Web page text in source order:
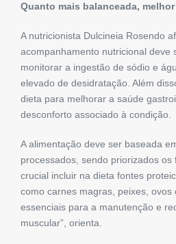
Quanto mais balanceada, melhor
A nutricionista Dulcineia Rosendo
acompanhamento nutricional deve
monitorar a ingestão de sódio e
elevado de desidratação. Além
dieta para melhorar a saúde
desconforto associado à condição.
A alimentação deve ser baseada
processados, sendo priorizados os
crucial incluir na dieta fontes
como carnes magras, peixes, ovos
essenciais para a manutenção e
muscular”, orienta.